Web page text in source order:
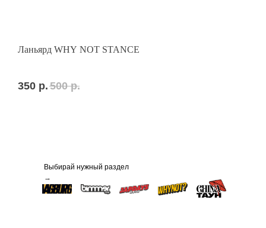
Ланьярд WHY NOT STANCE
350 р. 500 р.
Выбирай нужный раздел
→